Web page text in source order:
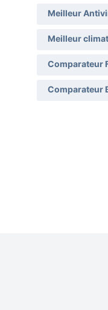
Meilleur
Meilleur
Comparateur
Comparateur